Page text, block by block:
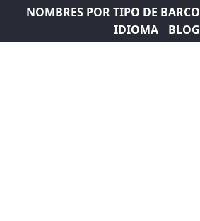
NOMBRES POR TIPO DE BARCO
IDIOMA
BLOG